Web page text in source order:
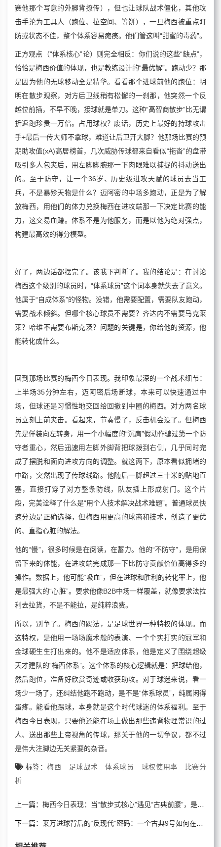
赛他那个写意的外脚背撩传），但也让球队战术僵化，其他攻
击手沦为工具人（跑位、拉空间、等饼），一旦梅西被重点盯
防或状态不佳，整个体系容易瘫痪。他们管这叫“甜蜜的毒药”。
正方观点（“体系核心”论）则完全相反：你们说的这些“缺点”，
恰恰是梅西价值的体现，也是教练设计的“最优解”。跑动少？那
是因为他的无球移动全是精华。看看那个进球前他的跑位：明
明在散步观察，对方后卫线稍有松懈的一刹那，他突然一个反
越位前插，不早不晚，接球就是单刀。这种“高智商散步”比无谓
折返跑珍贵一万倍。占用球权？废话，历史上最好的持球攻击
手+最后一传大师不拿球，难道让后卫开大脚？他那场比赛的预
期助攻值(xA)高居榜首，几次威胁传球都来自看似“拖沓”的盘带
吸引多人包夹后，用左脚脚腕那一下肉眼难以捕捉的抖动送出
的。至于防守，让一个36岁、历史级进攻天赋的球员去当工
兵，不是暴殄天物是什么？迈阿密的中场多跑动，正是为了解
放梅西，用他们的体力兑换梅西在进攻端那一下决定比赛的能
力，这交易血赚。体系不是为他服务，而是以他为绝对强点，
构建最高效的得分模型。
好了，两边话都摆完了。该我下判断了。我的结论是：在讨论
梅西这个级别的球员时，“体系球员”这个词本身就失去了意义。
他属于“自成体系”的怪物。没错，他需要配置，需要队友跑动，
需要战术倾斜。但哪个核心球员不需要？齐达内不需要马克莱
莱？哈维不需要布斯克茨？问题的关键是，你给他的资源，他
能转化成什么。
回到那场比赛的梅西今日表现。我印象最深的一个战术细节：
上半场35分钟左右，迈阿密后场断球，本来可以快速通过中
场，但球还是习惯性地交回给回撤到中圈的梅西。对方两名球
员立刻上前夹击。看起来，节奏慢了，反击机会没了。但梅西
先是佯装向左转身，用一个小幅度的“沉肩”假动作骗过第一个防
守者重心，然后迅速用左脚外脚背把球拨到右侧，几乎同时完
成了摆脱和面向进攻方向的调整。就这两下，原本看似拥堵的
中路，突然出现了传球线路。他随后一脚超过三十米的贴地直
塞，直接打穿了对方整条防线，队友插上形成射门。这个片
段，完美诠释了什么是“用个人技术解决战术难题”。普通球员快
速分边是正确选择，但梅西用更高的球商和技术，创造了更优
的、直指心脏的解法。
他的“慢”，很多时候是在阅读，在蓄力。他的“不防守”，是用保
留下来的体能，在进攻端完成那一下比防守贡献价值高得多的
操作。数据上，他可能“吸血”，但在进球和胜利的转化率上，他
是最强大的“心脏”。要求他像B2B中场一样覆盖，就像要求法拉
利去拉货，不是不能拉，是纯粹浪费。
所以，别争了。梅西的踢法，是足球世界一种特权的体现。而
这特权，是他用一场场魔术般的表演、一个个实打实的冠军和
金球硬生生打出来的。他不是适应体系，他是定义了围绕超级
天才建队的“梅西体系”。这个体系的核心逻辑就是：把球给他，
然后跑位，准备好欣赏奇迹或收获助攻。对于球迷来说，看一
场少一场了，还纠结他跑不跑动，是不是“体系球员”，纯属闲得
蛋疼。能看他踢球，本身就是这个时代球迷的体系福利。至于
梅西今日表现，只要他还能在场上做出那些违背物理常识的过
人、送出那些上帝视角的传球，那关于他的一切争议，都不过
是伟大注脚边无关紧要的杂音。
标签：梅西 足球战术 体系球员 球权使用率
比赛分
析
上一篇： 梅西今日表现：当“散步式核心”遇见“古典前腰”，是传承还是颠覆？
下一篇： 莱万进球背后的“反现代”密码：一个古典9号如何在传控时代封神？